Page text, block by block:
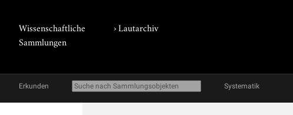
Wissenschaftliche
Sammlungen
›Lautarchiv
Erkunden Systematik